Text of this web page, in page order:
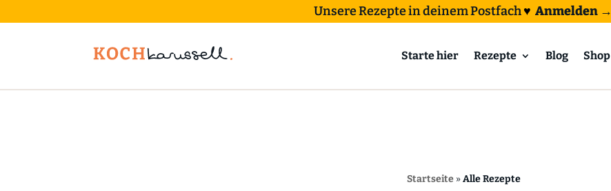
Unsere Rezepte in deinem Postfach♥ Anmelden →
Starte hier Rezepte Blog Shop
Startseite»Alle Rezepte